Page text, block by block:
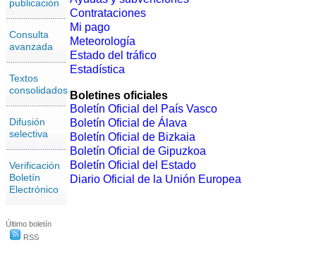
publicación
Consulta
avanzada
Textos
consolidados
Difusión
selectiva
Verificación
Boletín
Electrónico
Último boletín
RSS
Contrataciones
Mi pago
Meteorología
Estado del tráfico
Estadística
Boletines oficiales
Boletín Oficial del País Vasco
Boletín Oficial de Álava
Boletín Oficial de Bizkaia
Boletín Oficial de Gipuzkoa
Boletín Oficial del Estado
Diario Oficial de la Unión Europea